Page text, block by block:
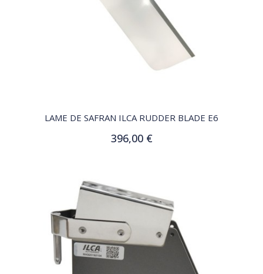
LAME DE SAFRAN ILCA RUDDER BLADE E6
396,00 €
Ajouter au panier